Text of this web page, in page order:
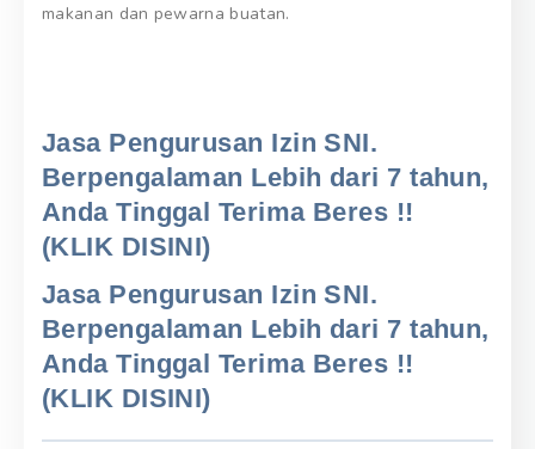
makanan dan pewarna buatan.
Jasa Pengurusan Izin SNI.
Berpengalaman Lebih dari 7 tahun,
Anda Tinggal Terima Beres !!
(KLIK DISINI)
Jasa Pengurusan Izin SNI.
Berpengalaman Lebih dari 7 tahun,
Anda Tinggal Terima Beres !!
(KLIK DISINI)